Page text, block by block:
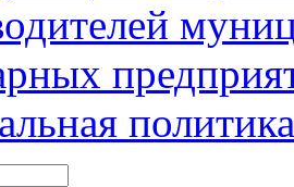
политика